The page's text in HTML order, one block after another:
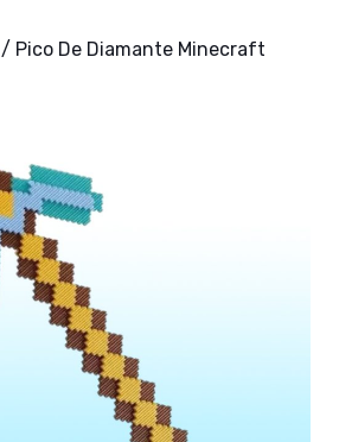
/ Pico De Diamante Minecraft